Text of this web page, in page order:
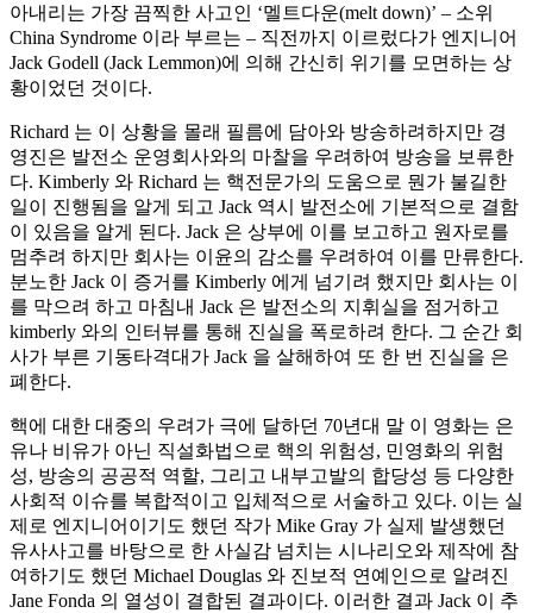
아내리는 가장 끔찍한 사고인 ‘멜트다운(melt down)’ – 소위
China Syndrome 이라 부르는 – 직전까지 이르렀다가 엔지니어
Jack Godell (Jack Lemmon)에 의해 간신히 위기를 모면하는 상
황이었던 것이다.
Richard 는 이 상황을 몰래 필름에 담아와 방송하려하지만 경
영진은 발전소 운영회사와의 마찰을 우려하여 방송을 보류한
다. Kimberly 와 Richard 는 핵전문가의 도움으로 뭔가 불길한
일이 진행됨을 알게 되고 Jack 역시 발전소에 기본적으로 결함
이 있음을 알게 된다. Jack 은 상부에 이를 보고하고 원자로를
멈추려 하지만 회사는 이윤의 감소를 우려하여 이를 만류한다.
분노한 Jack 이 증거를 Kimberly 에게 넘기려 했지만 회사는 이
를 막으려 하고 마침내 Jack 은 발전소의 지휘실을 점거하고
kimberly 와의 인터뷰를 통해 진실을 폭로하려 한다. 그 순간 회
사가 부른 기동타격대가 Jack 을 살해하여 또 한 번 진실을 은
폐한다.
핵에 대한 대중의 우려가 극에 달하던 70년대 말 이 영화는 은
유나 비유가 아닌 직설화법으로 핵의 위험성, 민영화의 위험
성, 방송의 공공적 역할, 그리고 내부고발의 합당성 등 다양한
사회적 이슈를 복합적이고 입체적으로 서술하고 있다. 이는 실
제로 엔지니어이기도 했던 작가 Mike Gray 가 실제 발생했던
유사사고를 바탕으로 한 사실감 넘치는 시나리오와 제작에 참
여하기도 했던 Michael Douglas 와 진보적 연예인으로 알려진
Jane Fonda 의 열성이 결합된 결과이다. 이러한 결과 Jack 이 추